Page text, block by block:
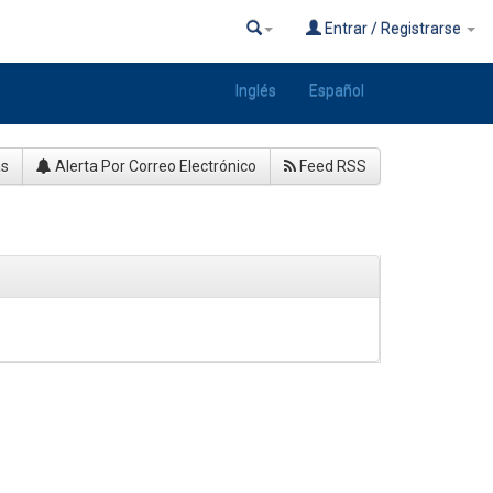
Entrar / Registrarse
Inglés Español
Alerta Por Correo Electrónico Feed RSS